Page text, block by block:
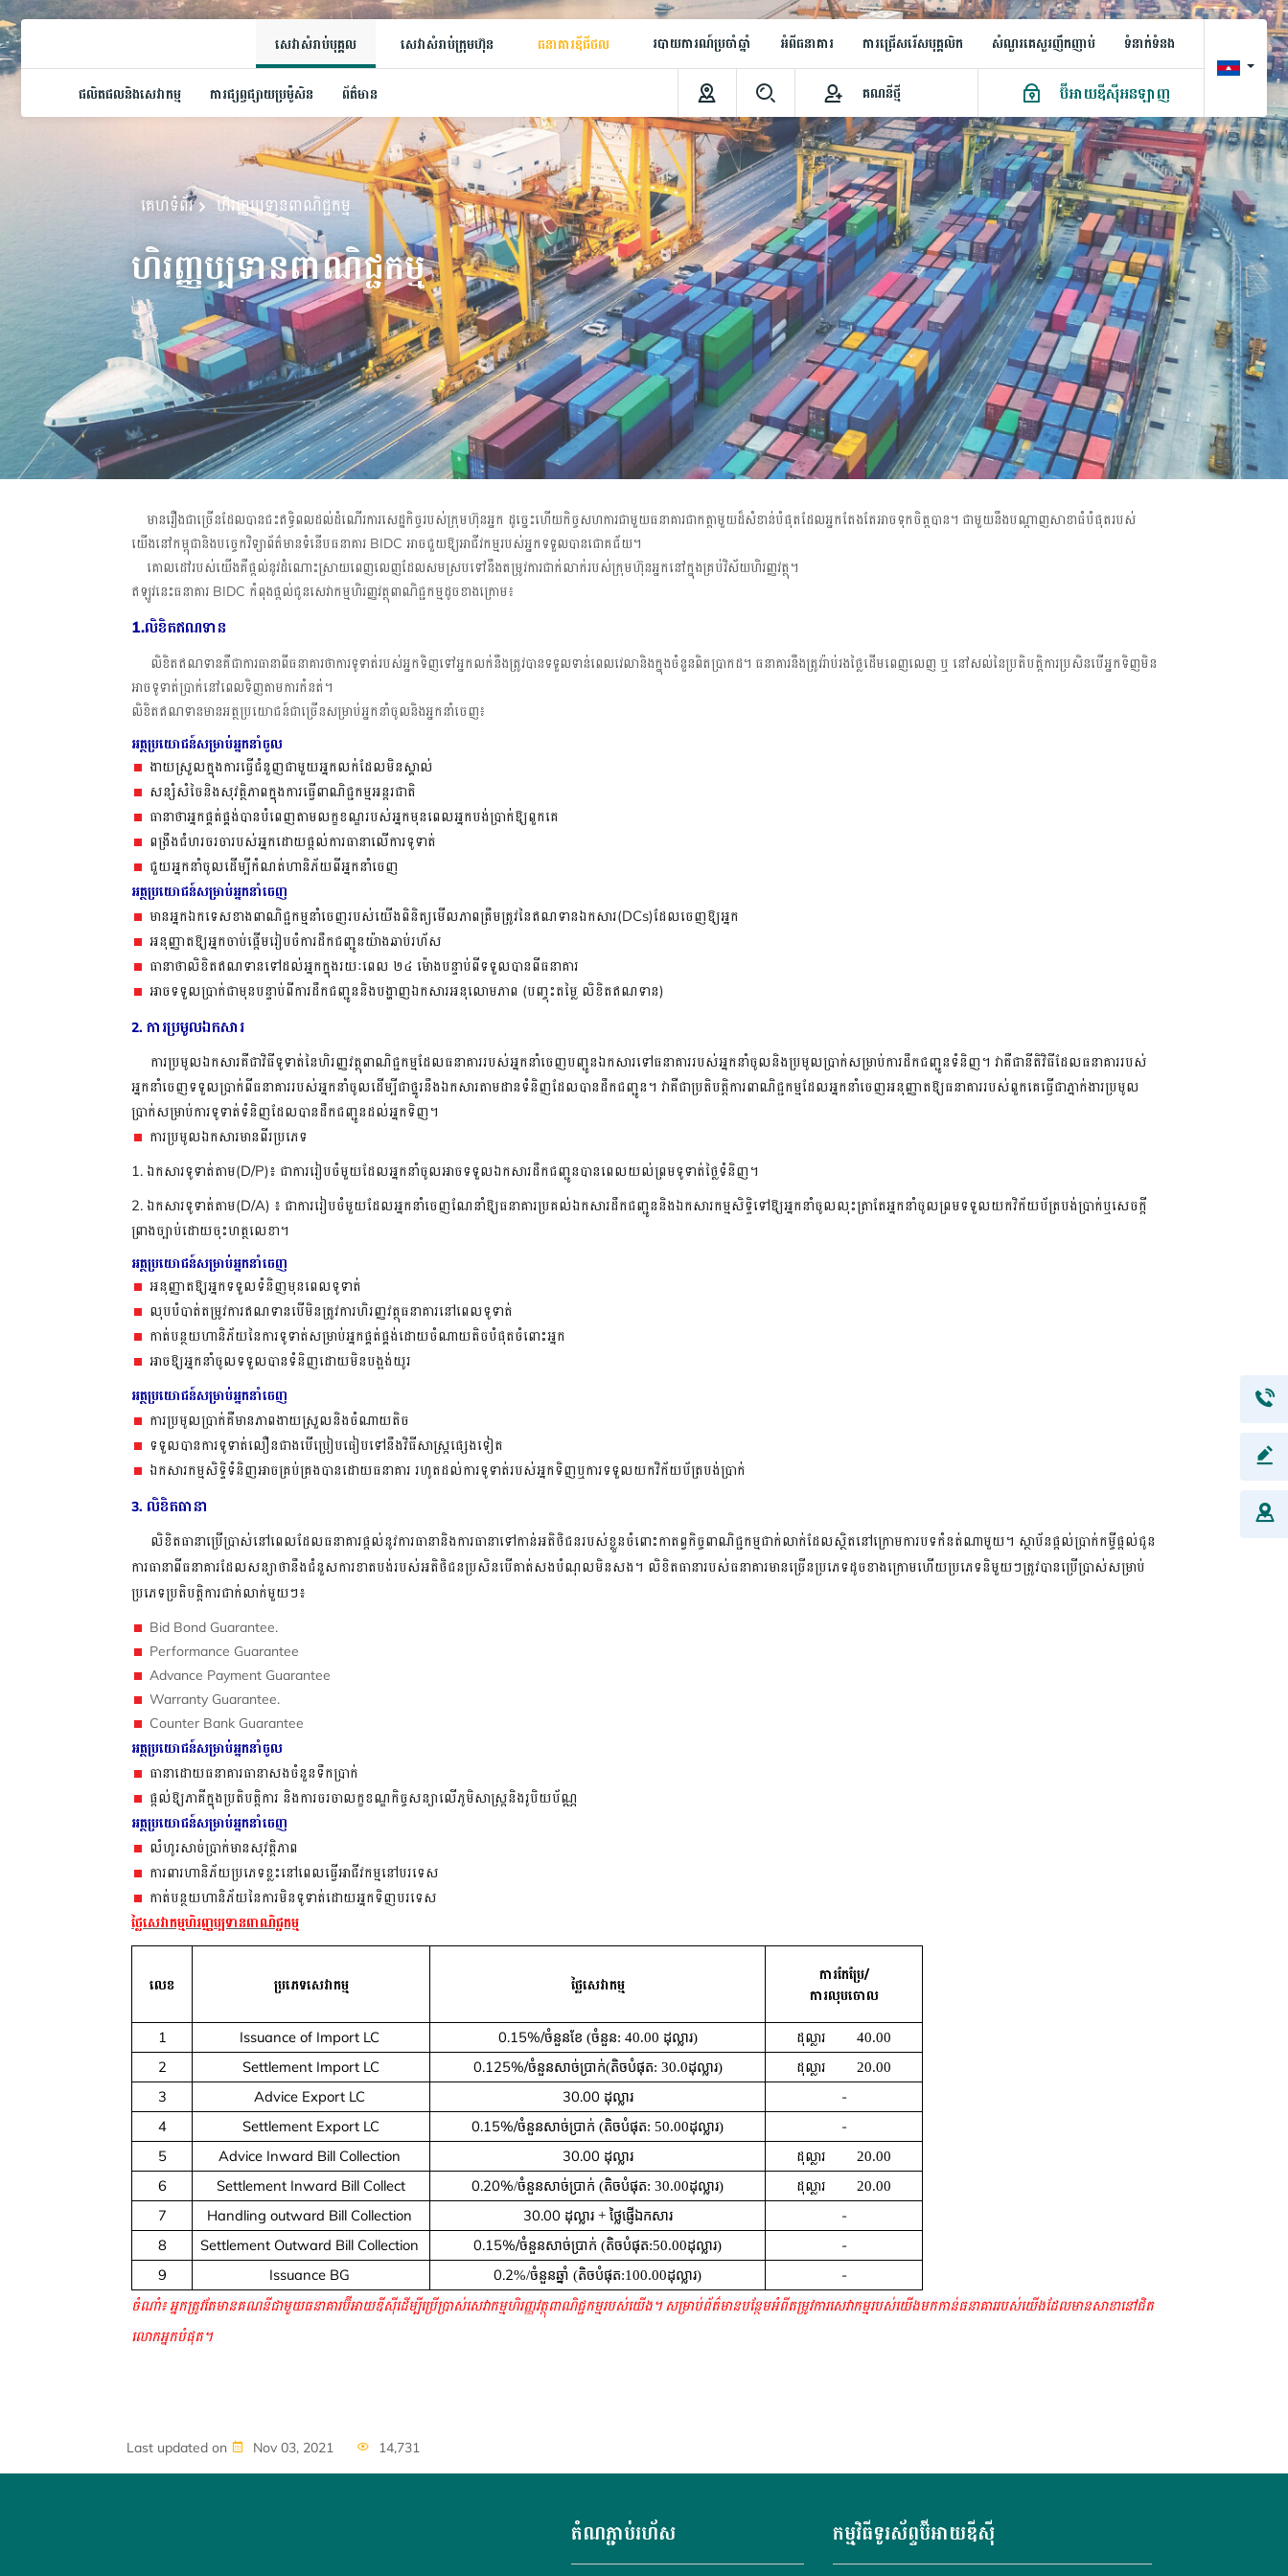
សេវាសំរាប់បុគ្គល សេវាសំរាប់ក្រុមហ៊ុន ធនាគារឌីជីថល របាយការណ៍ប្រចាំឆ្នាំ អំពីធនាគារ ការជ្រើសរើសបុគ្គលិក សំណួរគេសួរញឹកញាប់ ទំនាក់ទំនង
គណនី​ថ្មី ប៊ីអាយឌីស៊ីអនឡាញ
ផលិតផលនិងសេវាកម្ម ការផ្សព្វផ្សាយប្រម៉ូសិន ព័ត៌មាន
គេហទំព័រ ហិរញ្ញប្បទានពាណិជ្ជកម្ម
ហិរញ្ញប្បទានពាណិជ្ជកម្ម
មានរឿងជាច្រើនដែលបានជះឥទ្ធិពលដល់ដំណើរការសេដ្ឋកិច្ចរបស់ក្រុមហ៊ុនអ្នក ដូច្នេះហើយកិច្ចសហការជាមួយធនាគារជាកត្តាមួយដ៏សំខាន់បំផុតដែលអ្នកតែងតែអាចទុកចិត្តបាន។ ជាមួយនឹងបណ្តាញសាខាធំបំផុតរបស់
យើងនៅកម្ពុជានិងបច្ចេកវិទ្យាព័ត៌មានទំនើបធនាគារ BIDC អាចជួយឱ្យអាជីវកម្មរបស់អ្នកទទួលបានជោគជ័យ។
គោលដៅរបស់យើងគឺផ្តល់នូវដំណោះស្រាយពេញលេញដែលសមស្របទៅនឹងតម្រូវការជាក់លាក់របស់ក្រុមហ៊ុនអ្នកនៅក្នុងគ្រប់វិស័យហិរញ្ញវត្ថុ។
ឥឡូវនេះធនាគារ BIDC កំពុងផ្តល់ជូនសេវាកម្មហិរញ្ញវត្ថុពាណិជ្ជកម្មដូចខាងក្រោម៖
1.លិខិតឥណទាន
លិខិតឥណទានគឺជាការធានាពីធនាគារថាការទូទាត់របស់អ្នកទិញទៅអ្នកលក់នឹងត្រូវបានទទួលទាន់ពេលវេលានិងក្នុងចំនួនពិតប្រាកដ។ ធនាគារនឹងត្រូវរ៉ាប់រងថ្លៃដើមពេញលេញ ឬ នៅសល់នៃប្រតិបត្តិការប្រសិនបើអ្នកទិញមិន
អាចទូទាត់ប្រាក់នៅពេលទិញតាមការកំនត់។
លិខិតឥណទានមានអត្ថប្រយោជន៍ជាច្រើនសម្រាប់អ្នកនាំចូលនិងអ្នកនាំចេញ៖
អត្ថប្រយោជន៍សម្រាប់អ្នកនាំចូល
ងាយស្រួលក្នុងការធ្វើជំនួញជាមួយអ្នកលក់ដែលមិនស្គាល់
សន្សំសំចៃនិងសុវត្ថិភាពក្នុងការធ្វើពាណិជ្ជកម្មអន្តរជាតិ
ធានាថាអ្នកផ្គត់ផ្គង់បានបំពេញតាមលក្ខខណ្ឌរបស់អ្នកមុនពេលអ្នកបង់ប្រាក់ឱ្យពួកគេ
ពង្រឹងជំហរចរចារបស់អ្នកដោយផ្តល់ការធានាលើការទូទាត់
ជួយអ្នកនាំចូលដើម្បីកំណត់ហានិភ័យពីអ្នកនាំចេញ
អត្ថប្រយោជន៍សម្រាប់អ្នកនាំចេញ
មានអ្នកឯកទេសខាងពាណិជ្ជកម្មនាំចេញរបស់យើងពិនិត្យមើលភាពត្រឹមត្រូវនៃឥណទានឯកសារ(DCs)ដែលចេញឱ្យអ្នក
អនុញ្ញាតឱ្យអ្នកចាប់ផ្តើមរៀបចំការដឹកជញ្ជូនយ៉ាងឆាប់រហ័ស
ធានាថាលិខិតឥណទានទៅដល់អ្នកក្នុងរយៈពេល ២៤ ម៉ោងបន្ទាប់ពីទទួលបានពីធនាគារ
អាចទទួលប្រាក់ជាមុនបន្ទាប់ពីការដឹកជញ្ជូននិងបង្ហាញឯកសារអនុលោមភាព (បញ្ចុះតម្លៃ លិខិតឥណទាន)
2. ការប្រមូលឯកសារ
ការប្រមូលឯកសារគឺជាវិធីទូទាត់​នៃហិរញ្ញវត្ថុពាណិជ្ជកម្មដែលធនាគាររបស់អ្នកនាំចេញបញ្ជូនឯកសារទៅធនាគាររបស់អ្នកនាំចូលនិងប្រមូលប្រាក់សម្រាប់ការដឹកជញ្ជូនទំនិញ។ វាគឺជានីតិវិធីដែលធនាគាររបស់
អ្នកនាំចេញទទួលប្រាក់ពីធនាគាររបស់អ្នកនាំចូលដើម្បីជាថ្នូរនឹងឯកសារតាមដានទំនិញដែលបានដឹកជញ្ជូន។ វាគឺជាប្រតិបត្តិការពាណិជ្ជកម្មដែលអ្នកនាំចេញអនុញ្ញាតឱ្យធនាគាររបស់ពួកគេធ្វើជាភ្នាក់ងារប្រមូល
ប្រាក់សម្រាប់ការទូទាត់ទំនិញដែលបានដឹកជញ្ជូនដល់អ្នកទិញ។
ការប្រមូលឯកសារមានពីរប្រភេទ
1. ឯកសារទូទាត់តាម(D/P)៖ ជាការរៀបចំមួយដែលអ្នកនាំចូលអាចទទួលឯកសារដឹកជញ្ជូនបានពេលយល់ព្រមទូទាត់ថ្លៃទំនិញ។
2. ឯកសារទូទាត់តាម(D/A) ៖ ជាការរៀបចំមួយដែលអ្នកនាំចេញណែនាំឱ្យធនាគារប្រគល់ឯកសារដឹកជញ្ជូននិងឯកសារកម្មសិទ្ទិទៅឱ្យអ្នកនាំចូលលុះត្រាតែអ្នកនាំចូលព្រមទទួលយកវិក័យប័ត្របង់ប្រាក់ឬសេចក្តី
ព្រាងច្បាប់ដោយចុះហត្ថលេខា។
អត្ថប្រយោជន៍សម្រាប់អ្នកនាំចេញ
អនុញ្ញាតឱ្យអ្នកទទួលទំនិញមុនពេលទូទាត់
លុបបំបាត់តម្រូវការឥណទានបើមិនត្រូវការហិរញ្ញវត្ថុធនាគារនៅពេលទូទាត់
កាត់បន្ថយហានិភ័យនៃការទូទាត់សម្រាប់អ្នកផ្គត់ផ្គង់ដោយចំណាយតិចបំផុតចំពោះអ្នក
អាចឱ្យអ្នកនាំចូលទទួលបានទំនិញដោយមិនបង្អង់យូរ
អត្ថប្រយោជន៍សម្រាប់អ្នកនាំចេញ
ការប្រមូលប្រាក់គឺមានភាពងាយស្រួលនិងចំណាយតិច
ទទួលបានការទូទាត់លឿនជាងបើប្រៀបធៀបទៅនឹងវិធីសាស្រ្តផេ្សងទៀត
ឯកសារកម្មសិទ្ទិទំនិញអាចគ្រប់គ្រងបានដោយធនាគារ រហូតដល់ការទូទាត់របស់អ្នកទិញឬការទទួលយកវិក័យប័ត្របង់ប្រាក់
3. លិខិតធានា
លិខិតធានាប្រើប្រាស់នៅពេលដែលធនាគារផ្តល់នូវការធានានិងការធានាទៅកាន់អតិថិជនរបស់ខ្លួនចំពោះកាតព្វកិច្ចពាណិជ្ជកម្មជាក់លាក់ដែលស្ថិតនៅក្រោមការបទកំនត់ណាមួយ។ ស្ថាប័នផ្តល់ប្រាក់កម្ចីផ្តល់ជូន
ការធានាពីធនាគារដែលសន្យាថានឹងជំនួសការខាតបង់របស់អតិថិជនប្រសិនបើគាត់សងបំណុលមិនសង។ លិខិតធានារបស់ធនាគារមានច្រើនប្រភេទដូចខាងក្រោមហើយប្រភេទនិមួយៗត្រូវបានប្រើប្រាស់សម្រាប់
ប្រភេទប្រតិបត្តិការជាក់លាក់មួយៗ៖
Bid Bond Guarantee.
Performance Guarantee
Advance Payment Guarantee
Warranty Guarantee.
Counter Bank Guarantee
អត្ថប្រយោជន៍សម្រាប់អ្នកនាំចូល
ធានាដោយធនាគារធានាសងចំនួនទឹកប្រាក់
ផ្តល់ឱ្យភាគីក្នុងប្រតិបត្តិការ និងការចរចាលក្ខខណ្ឌកិច្ចសន្យាលើភូមិសាស្ត្រនិងរូបិយប័ណ្ណ
អត្ថប្រយោជន៍សម្រាប់អ្នកនាំចេញ
លំហូរសាច់ប្រាក់មានសុវត្តិភាព
ការពារហានិភ័យប្រភេទខ្លះនៅពេលធ្វើអាជីវកម្មនៅបរទេស
កាត់បន្ថយហានិភ័យនៃការមិនទូទាត់ដោយអ្នកទិញបរទេស
ថ្លៃសេវាកម្មហិរញ្ញប្បទានពាណិជ្ជកម្ម
លេខ ប្រភេទសេវាកម្ម ថ្លៃសេវាកម្ម
ការកែប្រែ/
ការលុបចោល
1 Issuance of Import LC 0.15%​/​ចំនួនខែ (ចំនួន: 40.00 ដុល្លារ) ដុល្លារ 40.00
2 Settlement Import LC 0.125%/ចំនួនសាច់ប្រាក់(តិចបំផុត: 30.0ដុល្លារ) ដុល្លារ 20.00
3 Advice Export LC 30.00 ​ ដុល្លារ
-
4
Settlement Export LC 0.15%/ចំនួនសាច់ប្រាក់ (តិចបំផុត:​ 50.00ដុល្លារ)
-
5
Advice Inward Bill Collection 30.00 ​ ដុល្លារ ដុល្លារ ​​​​​​​ 20.00
6 Settlement Inward Bill Collect 0.20%/ចំនួនសាច់ប្រាក់ (តិចបំផុត:​ 30.00ដុល្លារ) ដុល្លារ ​​​​​​​ 20.00
7 Handling outward Bill Collection 30.00 ដុល្លារ + ថ្លៃផ្ញើឯកសារ
-
8
Settlement Outward Bill Collection 0.15%/ចំនួនសាច់ប្រាក់ (តិចបំផុត:50.00ដុល្លារ)
-
9
Issuance BG 0.2%/ចំនួនឆ្នាំ (តិចបំផុត:100.00ដុល្លារ)
-
ចំណាំ៖អ្នកត្រូវតែមានគណនីជាមួយធនាគារប៊ីអាយឌីស៊ីដើម្បីប្រើប្រាស់សេវាកម្មហិរញ្ញវត្ថុពាណិជ្ជកម្មរបស់យើង។ សម្រាប់ព័ត៌មានបន្ថែមអំពីតម្រូវការសេវាកម្មរបស់យើងមកកាន់ធនាគាររបស់យើងដែលមានសាខានៅជិត
លោកអ្នកបំផុត។
Last updated on Nov 03, 2021 14,731
តំណភ្ជាប់រហ័ស កម្មវិធីទូរស័ព្ទប៊ីអាយឌីស៊ី